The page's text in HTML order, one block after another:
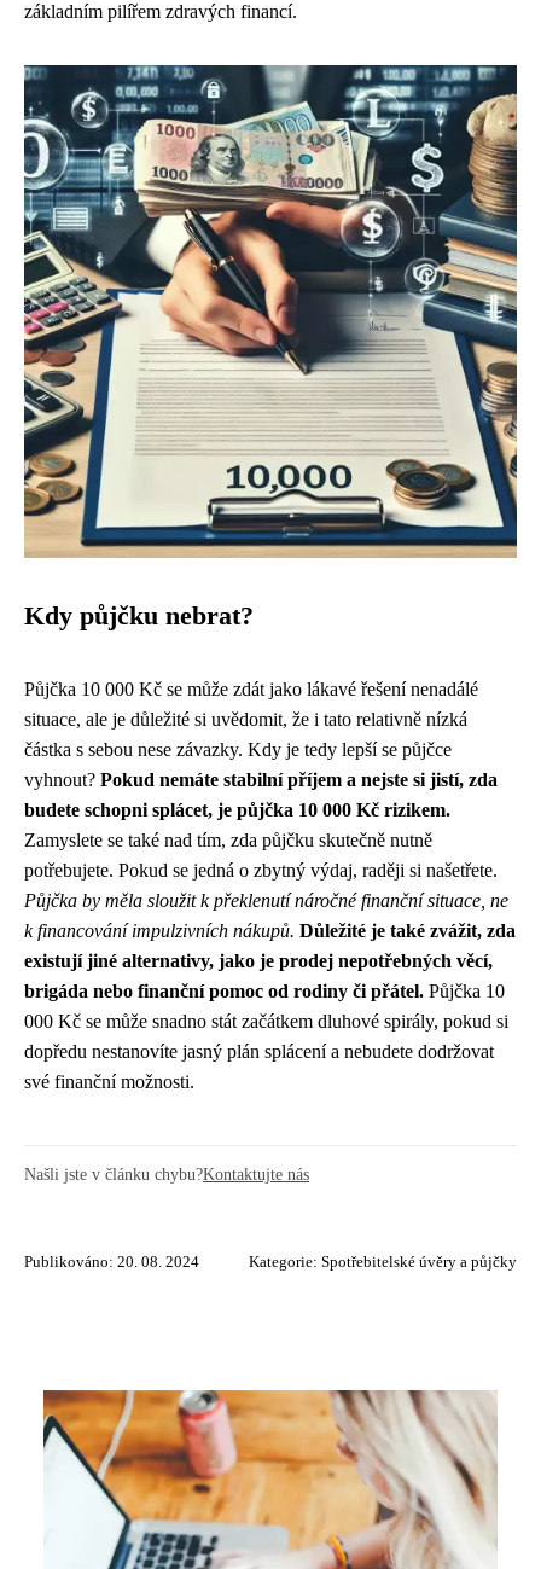
základním pilířem zdravých financí.
Kdy půjčku nebrat?
Půjčka 10 000 Kč se může zdát jako lákavé řešení nenadálé
situace, ale je důležité si uvědomit, že i tato relativně nízká
částka s sebou nese závazky. Kdy je tedy lepší se půjčce
vyhnout? Pokud nemáte stabilní příjem a nejste si jistí, zda
budete schopni splácet, je půjčka 10 000 Kč rizikem.
Zamyslete se také nad tím, zda půjčku skutečně nutně
potřebujete. Pokud se jedná o zbytný výdaj, raději si našetřete.
Půjčka by měla sloužit k překlenutí náročné finanční situace, ne
k financování impulzivních nákupů. Důležité je také zvážit, zda
existují jiné alternativy, jako je prodej nepotřebných věcí,
brigáda nebo finanční pomoc od rodiny či přátel. Půjčka 10
000 Kč se může snadno stát začátkem dluhové spirály, pokud si
dopředu nestanovíte jasný plán splácení a nebudete dodržovat
své finanční možnosti.
Našli jste v článku chybu?Kontaktujte nás
Publikováno: 20. 08. 2024 Kategorie: Spotřebitelské úvěry a půjčky